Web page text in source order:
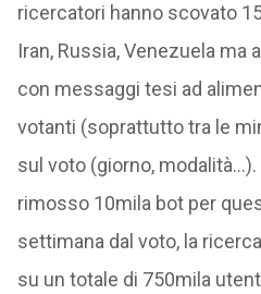
ricercatori hanno scovato
Iran, Russia, Venezuela ma
con messaggi tesi ad
votanti (soprattutto tra le
sul voto (giorno, modalità…).
rimosso 10mila bot per
settimana dal voto, la
su un totale di 750mila